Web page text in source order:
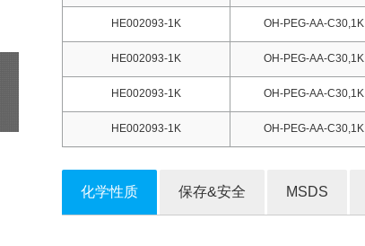
HE002093-1K OH-PEG-AA-C30,1K
HE002093-1K OH-PEG-AA-C30,1K
HE002093-1K OH-PEG-AA-C30,1K
HE002093-1K OH-PEG-AA-C30,1K
化学性质 保存&安全 MSDS